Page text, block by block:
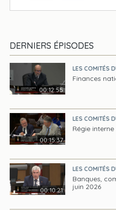
DERNIERS ÉPISODES
00:12:55
LES COMITÉS
Finances
00:15:37
LES COMITÉS
Régie interne
00:10:21
LES COMITÉS
Banques,
juin 2026